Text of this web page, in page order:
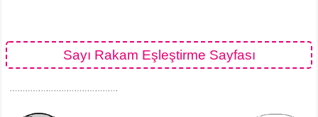
Sayı Rakam Eşleştirme Sayfası